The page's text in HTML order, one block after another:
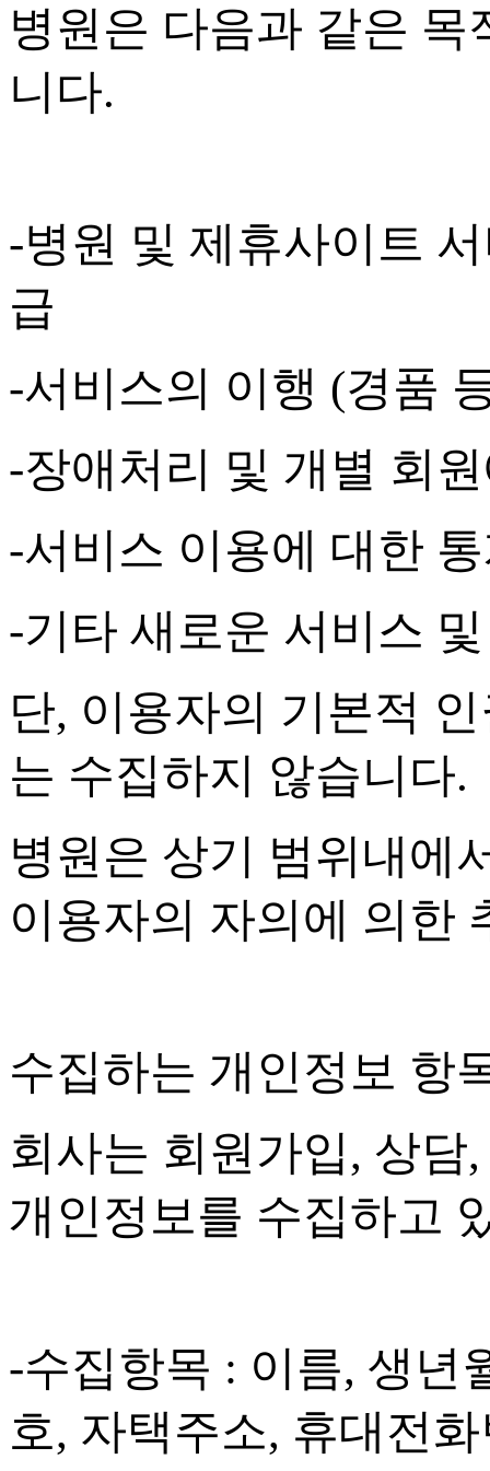
병원은 다음과 같은
니다.
-병원 및 제휴사이트
급
-서비스의 이행 (경품
-장애처리 및 개별 회
-서비스 이용에 대한
-기타 새로운 서비스
단, 이용자의 기본적
는 수집하지 않습니다.
병원은 상기 범위내에
이용자의 자의에 의한
수집하는 개인정보 항
회사는 회원가입, 상담
개인정보를 수집하고
-수집항목 : 이름, 생년
호, 자택주소, 휴대전